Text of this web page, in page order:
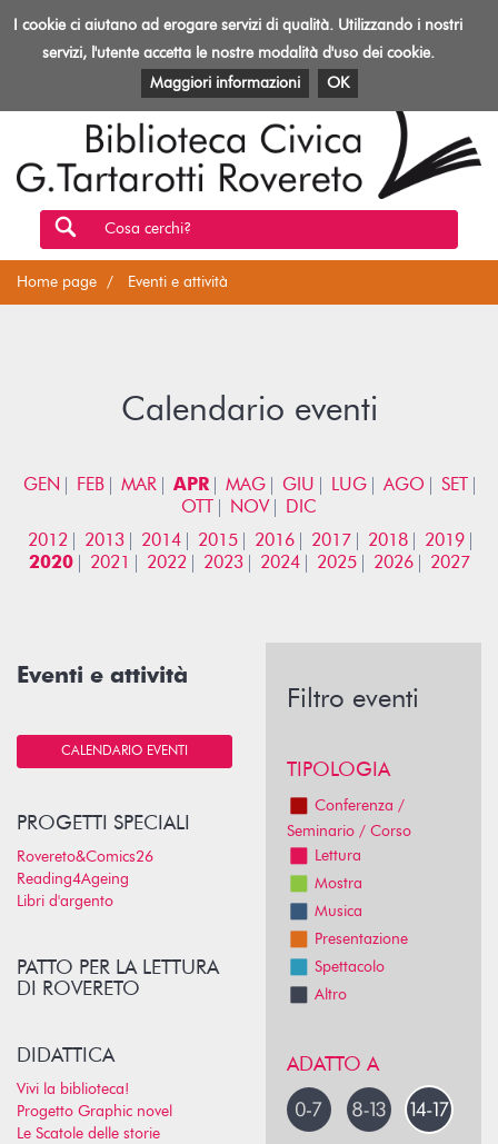
Toggle
Biblioteca
Rovereto
EVENTI E ATTIVITÀ PATRIMONIO E RISORSE
Cosa cerchi?
Home page Eventi e attività
Calendario eventi
GEN FEB MAR APR MAG GIU LUG AGO
SET
OTT
NOV
DIC
2012
2013 2014 2015 2016 2017 2018
2019
2020
2021 2022 2023 2024 2025 2026 2027
Eventi e attività
CALENDARIO EVENTI
PROGETTI SPECIALI
Rovereto&Comics26
Reading4Ageing
Libri d'argento
PATTO PER LA LETTURA
DI ROVERETO
DIDATTICA
Vivi la biblioteca!
Progetto Graphic novel
Le Scatole delle storie
Filtro eventi
TIPOLOGIA
Conferenza /
Seminario / Corso
Lettura
Mostra
Musica
Presentazione
Spettacolo
Altro
ADATTO A
I cookie ci aiutano ad erogare servizi di qualità. Utilizzando i nostri
servizi, l'utente accetta le nostre modalità d'uso dei cookie.
Maggiori informazioni
OK